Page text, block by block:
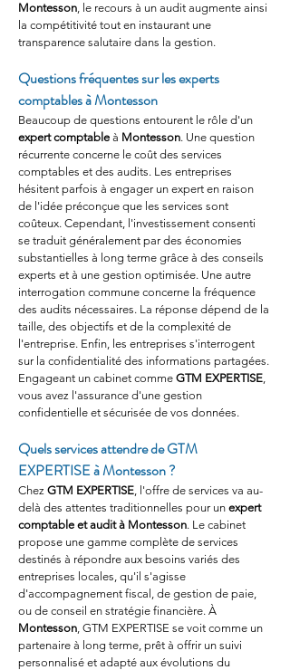
Montesson, le recours à un audit augmente ainsi
la compétitivité tout en instaurant une
transparence salutaire dans la gestion.
Questions fréquentes sur les experts
comptables à Montesson
Beaucoup de questions entourent le rôle d'un
expert comptable à Montesson. Une question
récurrente concerne le coût des services
comptables et des audits. Les entreprises
hésitent parfois à engager un expert en raison
de l'idée préconçue que les services sont
coûteux. Cependant, l'investissement consenti
se traduit généralement par des économies
substantielles à long terme grâce à des conseils
experts et à une gestion optimisée. Une autre
interrogation commune concerne la fréquence
des audits nécessaires. La réponse dépend de la
taille, des objectifs et de la complexité de
l'entreprise. Enfin, les entreprises s'interrogent
sur la confidentialité des informations partagées.
Engageant un cabinet comme GTM EXPERTISE,
vous avez l'assurance d'une gestion
confidentielle et sécurisée de vos données.
Quels services attendre de GTM
EXPERTISE à Montesson ?
Chez GTM EXPERTISE, l'offre de services va au-
delà des attentes traditionnelles pour un expert
comptable et audit à Montesson. Le cabinet
propose une gamme complète de services
destinés à répondre aux besoins variés des
entreprises locales, qu'il s'agisse
d'accompagnement fiscal, de gestion de paie,
ou de conseil en stratégie financière. À
Montesson, GTM EXPERTISE se voit comme un
partenaire à long terme, prêt à offrir un suivi
personnalisé et adapté aux évolutions du